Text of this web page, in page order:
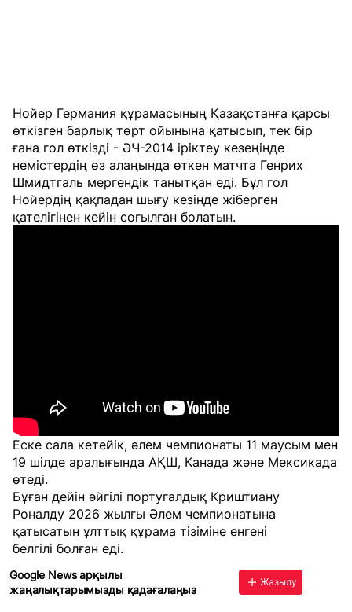
Нойер Германия құрамасының Қазақстанға қарсы
өткізген барлық төрт ойынына қатысып, тек бір
ғана гол өткізді - ӘЧ-2014 іріктеу кезеңінде
немістердің өз алаңында өткен матчта Генрих
Шмидтгаль мергендік танытқан еді. Бұл гол
Нойердің қақпадан шығу кезінде жіберген
қателігінен кейін соғылған болатын.
Еске сала кетейік, әлем чемпионаты 11 маусым мен
19 шілде аралығында АҚШ, Канада және Мексикада
өтеді.
Бұған дейін әйгілі португалдық Криштиану
Роналду 2026 жылғы Әлем чемпионатына
қатысатын ұлттық құрама тізіміне енгені
белгілі болған еді.
Google News арқылы
жаңалықтарымызды қадағалаңыз
Жазылу